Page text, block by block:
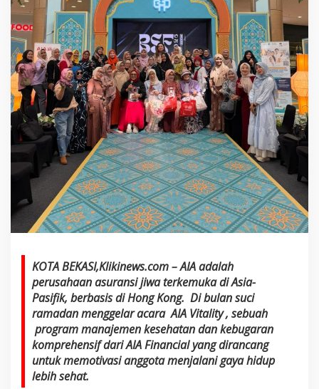
KOTA BEKASI,Klikinews.com – AIA adalah
perusahaan asuransi jiwa terkemuka di Asia-
Pasifik, berbasis di Hong Kong. Di bulan suci
ramadan menggelar acara AIA Vitality , sebuah
program manajemen kesehatan dan kebugaran
komprehensif dari AIA Financial yang dirancang
untuk memotivasi anggota menjalani gaya hidup
lebih sehat.